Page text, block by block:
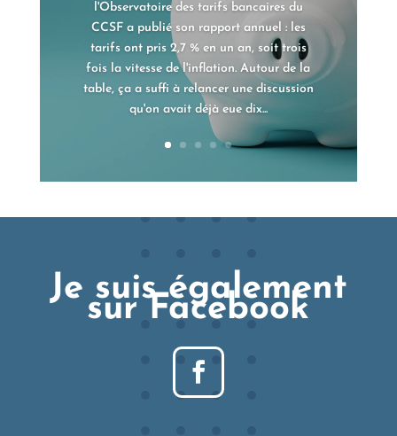
l'Observatoire des tarifs bancaires du
CCSF a publié son rapport annuel : les
tarifs ont pris 2,7 % en un an, soit trois
fois la vitesse de l'inflation. Autour de la
table, ça a suffi à relancer une discussion
qu'on avait déjà eue dix...
Je suis également
sur Facebook